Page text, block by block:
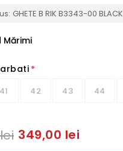
GHETE B RIK B3343-00 BLACK
Mărimi
*
41 42 43 44
349,00 lei